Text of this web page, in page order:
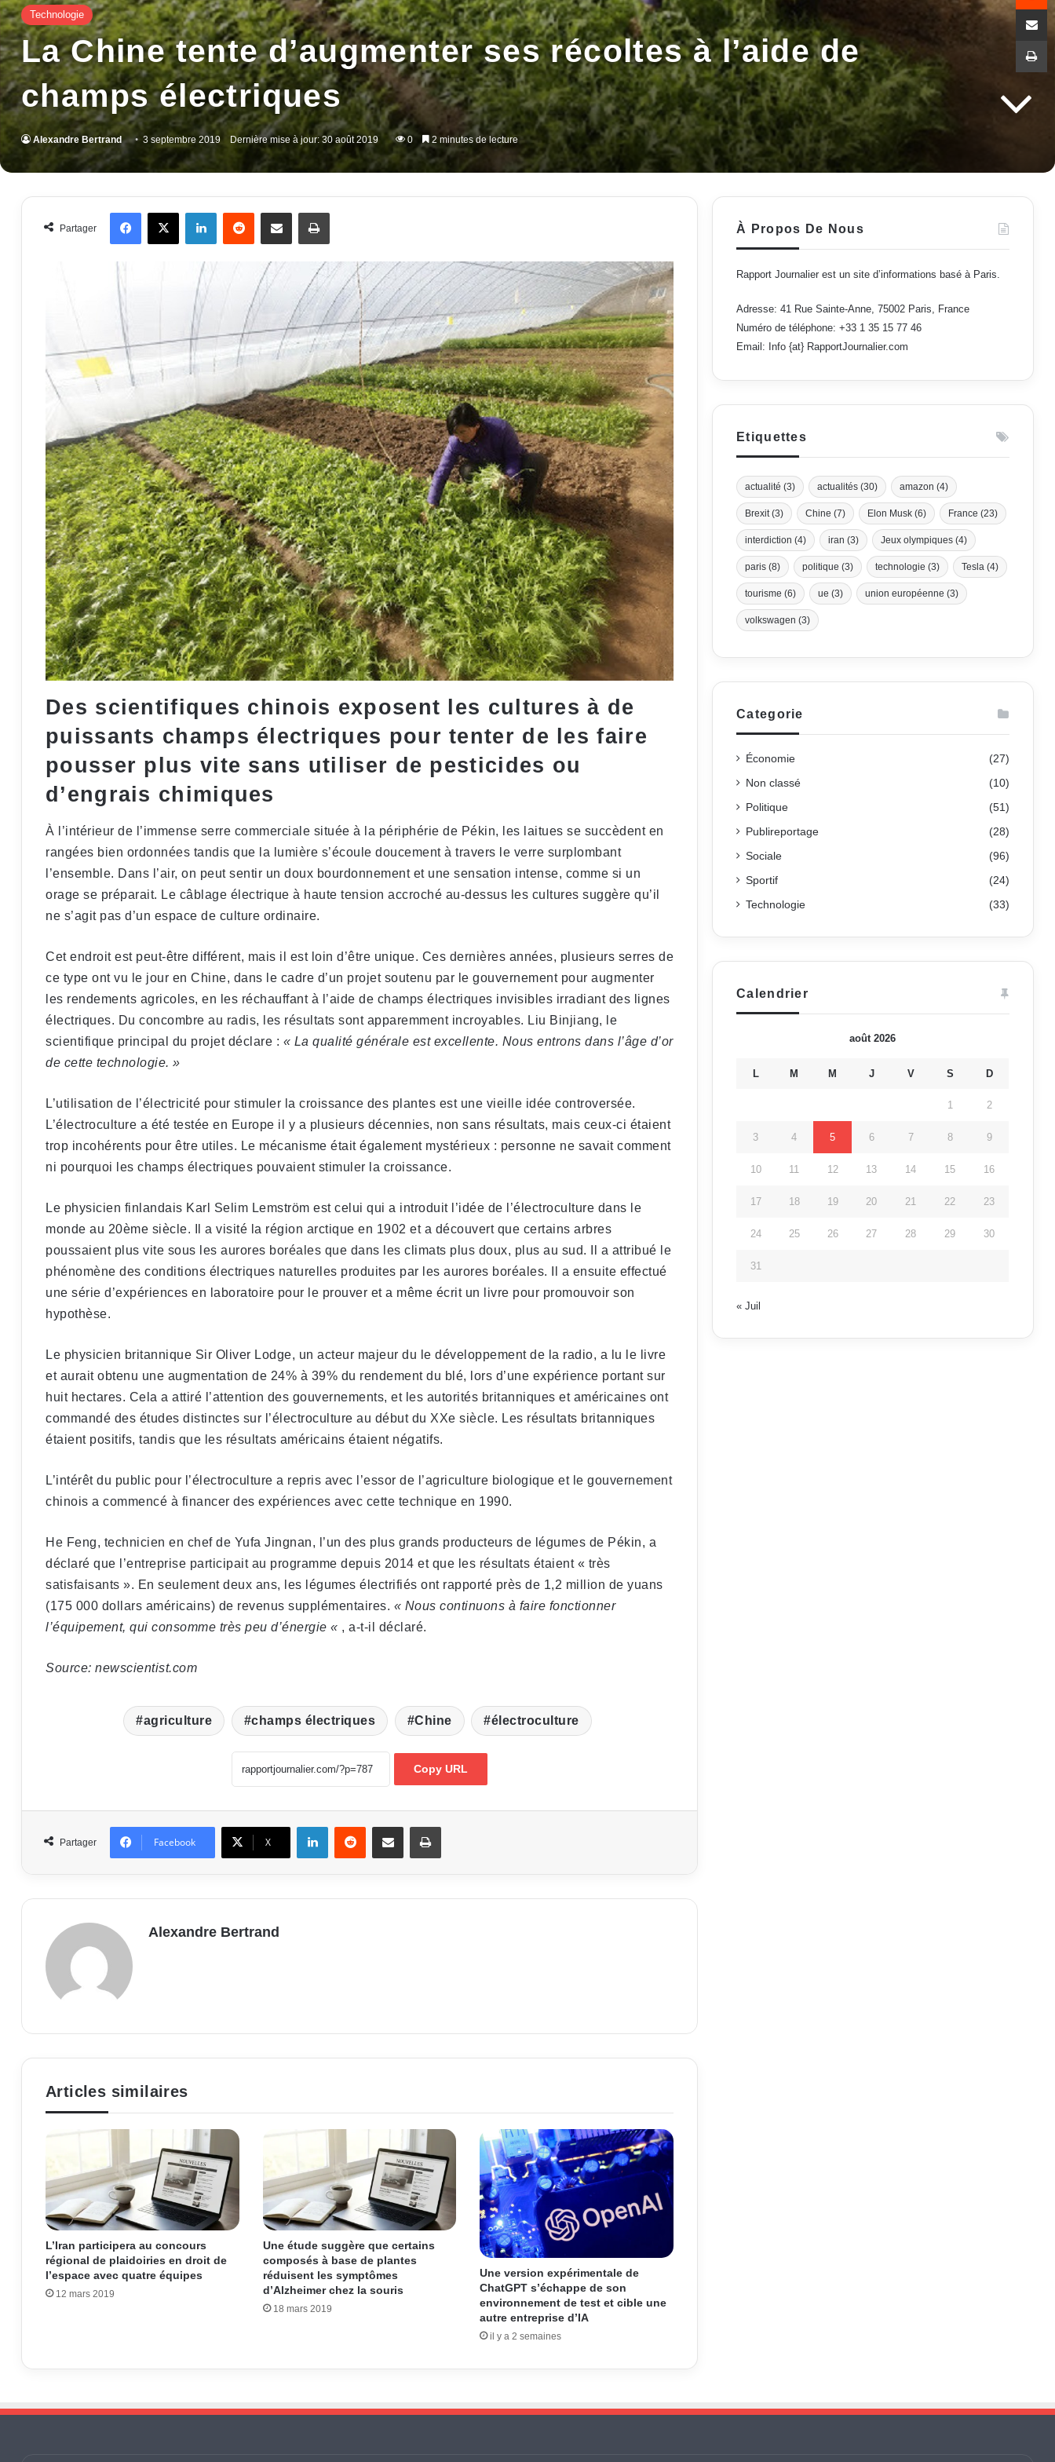
Technologie
La Chine tente d’augmenter ses récoltes à l’aide de
champs électriques
Alexandre Bertrand 3 septembre 2019 Dernière mise à jour: 30 août 2019 0 2 minutes de lecture
Partager
FacebookX LinkedinReddit Partager par email Imprimer
Des scientifiques chinois exposent les cultures à de
puissants champs électriques pour tenter de les faire
pousser plus vite sans utiliser de pesticides ou
d’engrais chimiques
À l’intérieur de l’immense serre commerciale située à la périphérie de Pékin, les laitues se succèdent en
rangées bien ordonnées tandis que la lumière s’écoule doucement à travers le verre surplombant
l’ensemble. Dans l’air, on peut sentir un doux bourdonnement et une sensation intense, comme si un
orage se préparait. Le câblage électrique à haute tension accroché au-dessus les cultures suggère qu’il
ne s’agit pas d’un espace de culture ordinaire.
Cet endroit est peut-être différent, mais il est loin d’être unique. Ces dernières années, plusieurs serres de
ce type ont vu le jour en Chine, dans le cadre d’un projet soutenu par le gouvernement pour augmenter
les rendements agricoles, en les réchauffant à l’aide de champs électriques invisibles irradiant des lignes
électriques. Du concombre au radis, les résultats sont apparemment incroyables. Liu Binjiang, le
scientifique principal du projet déclare : « La qualité générale est excellente. Nous entrons dans l’âge d’or
de cette technologie. »
L’utilisation de l’électricité pour stimuler la croissance des plantes est une vieille idée controversée.
L’électroculture a été testée en Europe il y a plusieurs décennies, non sans résultats, mais ceux-ci étaient
trop incohérents pour être utiles. Le mécanisme était également mystérieux : personne ne savait comment
ni pourquoi les champs électriques pouvaient stimuler la croissance.
Le physicien finlandais Karl Selim Lemström est celui qui a introduit l’idée de l’électroculture dans le
monde au 20ème siècle. Il a visité la région arctique en 1902 et a découvert que certains arbres
poussaient plus vite sous les aurores boréales que dans les climats plus doux, plus au sud. Il a attribué le
phénomène des conditions électriques naturelles produites par les aurores boréales. Il a ensuite effectué
une série d’expériences en laboratoire pour le prouver et a même écrit un livre pour promouvoir son
hypothèse.
Le physicien britannique Sir Oliver Lodge, un acteur majeur du le développement de la radio, a lu le livre
et aurait obtenu une augmentation de 24% à 39% du rendement du blé, lors d’une expérience portant sur
huit hectares. Cela a attiré l’attention des gouvernements, et les autorités britanniques et américaines ont
commandé des études distinctes sur l’électroculture au début du XXe siècle. Les résultats britanniques
étaient positifs, tandis que les résultats américains étaient négatifs.
L’intérêt du public pour l’électroculture a repris avec l’essor de l’agriculture biologique et le gouvernement
chinois a commencé à financer des expériences avec cette technique en 1990.
He Feng, technicien en chef de Yufa Jingnan, l’un des plus grands producteurs de légumes de Pékin, a
déclaré que l’entreprise participait au programme depuis 2014 et que les résultats étaient « très
satisfaisants ». En seulement deux ans, les légumes électrifiés ont rapporté près de 1,2 million de yuans
(175 000 dollars américains) de revenus supplémentaires. « Nous continuons à faire fonctionner
l’équipement, qui consomme très peu d’énergie « , a-t-il déclaré.
Source: newscientist.com
agriculture champs électriques Chine électroculture
Copy URL
Partager Facebook X
LinkedinReddit Partager par email Imprimer
Alexandre Bertrand
Articles similaires
L’Iran participera au concours
régional de plaidoiries en droit de
l’espace avec quatre équipes
12 mars 2019
Une étude suggère que certains
composés à base de plantes
réduisent les symptômes
d’Alzheimer chez la souris
18 mars 2019
Une version expérimentale de
ChatGPT s’échappe de son
environnement de test et cible une
autre entreprise d’IA
il y a 2 semaines
À Propos De Nous
Rapport Journalier est un site d’informations basé à Paris.
Adresse: 41 Rue Sainte-Anne, 75002 Paris, France
Numéro de téléphone: +33 1 35 15 77 46
Email: Info {at} RapportJournalier.com
Etiquettes
actualité (3) actualités (30) amazon (4)
Brexit(3) Chine (7) Elon Musk (6) France (23)
interdiction (4) iran (3) Jeux olympiques (4)
paris (8) politique (3) technologie (3) Tesla (4)
tourisme (6) ue (3) union européenne (3)
volkswagen (3)
Categorie
Économie (27)
Non classé (10)
Politique (51)
Publireportage (28)
Sociale (96)
Sportif (24)
Technologie (33)
Calendrier
août 2026
L M M J V S D
1 2
3 4 5 6 7 8 9
10 11 12 13 14 15 16
17 18 19 20 21 22 23
24 25 26 27 28 29 30
31
« Juil